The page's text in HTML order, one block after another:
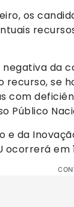
os
da
recurso, se
com
Público
e da
ocorrerá em